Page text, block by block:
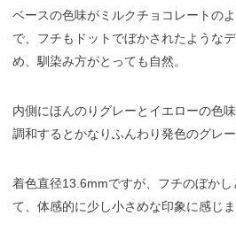
ベースの色味がミルクチョコレートの
で、フチもドットでぼかされたような
め、馴染み方がとっても自然。
内側にほんのりグレーとイエローの色
調和するとかなりふんわり発色のグレー
着色直径13.6mmですが、フチのぼか
て、体感的に少し小さめな印象に感じま